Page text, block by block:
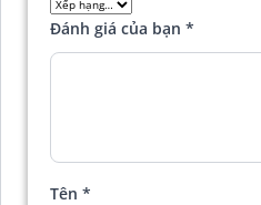
Đánh giá của bạn *
Tên *